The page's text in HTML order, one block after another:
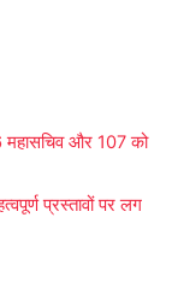
महासचिव और 107 को
प्रस्तावों पर लग